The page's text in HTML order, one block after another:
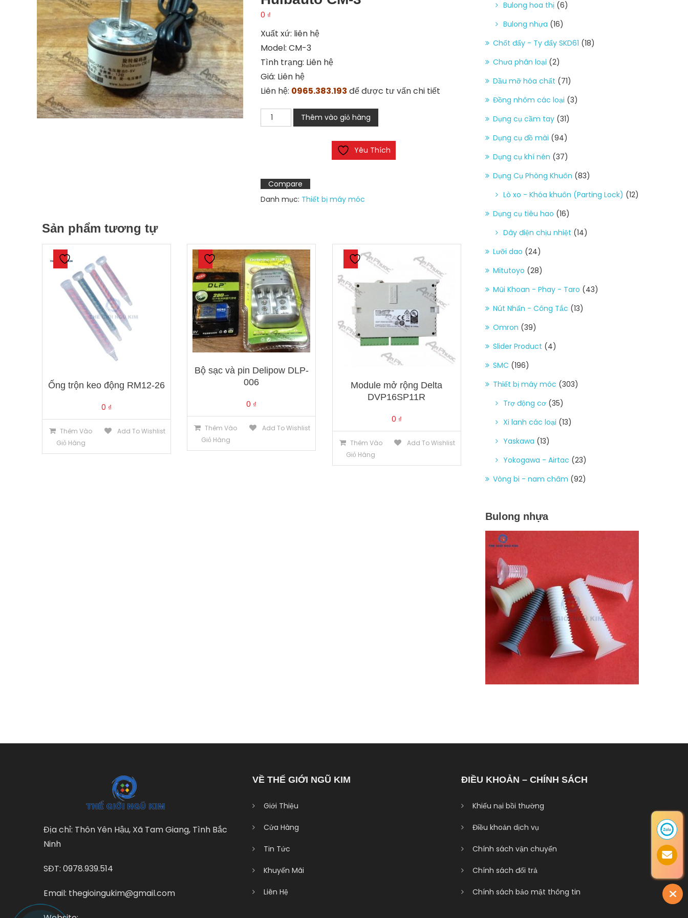
0 ₫
Xuất xứ: liên hệ
Model: CM-3
Tình trạng: Liên hệ
Giá: Liên hệ
Liên hệ: 0965.383.193 để được tư vấn chi tiết
mã
Huibauto
CM-
3
Thêm vào giỏ hàng
Yêu Thích
Compare
Danh mục: Thiết bị máy móc
Sản phẩm tương tự
Ống trộn keo động RM12-26
0 ₫
Thêm Vào
Giỏ Hàng
Add To Wishlist
Bộ sạc và pin Delipow DLP-
006
0 ₫
Thêm Vào
Giỏ Hàng
Add To Wishlist
Module mở rộng Delta
DVP16SP11R
0 ₫
Thêm Vào
Giỏ Hàng
Add To Wishlist
Bulong hoa thị (6)
Bulong nhựa (16)
Chốt đẩy - Ty đẩy SKD61 (18)
Chưa phân loại (2)
Dầu mỡ hóa chất (71)
Đồng nhôm các loại (3)
Dụng cụ cầm tay (31)
Dụng cụ đồ mài (94)
Dụng cụ khí nén (37)
Dụng Cụ Phòng Khuôn (83)
Lò xo - Khóa khuôn (Parting Lock) (12)
Dụng cụ tiêu hao (16)
Dây điện chịu nhiệt (14)
Lưỡi dao (24)
Mitutoyo (28)
Mũi Khoan - Phay - Taro (43)
Nút Nhấn - Công Tắc (13)
Omron (39)
Slider Product (4)
SMC (196)
Thiết bị máy móc (303)
Trợ động cơ (35)
Xi lanh các loại (13)
Yaskawa (13)
Yokogawa - Airtac (23)
Vòng bi - nam châm (92)
Bulong nhựa
Địa chỉ: Thôn Yên Hậu, Xã Tam Giang, Tình Bắc
Ninh
SĐT: 0978.939.514
Email: thegioingukim@gmail.com
VỀ THẾ GIỚI NGŨ KIM
Giới Thiệu
Cửa Hàng
Tin Tức
Khuyến Mãi
Liên Hệ
ĐIỀU KHOẢN – CHÍNH SÁCH
Khiếu nại bồi thường
Điều khoản dịch vụ
Chính sách vận chuyển
Chính sách đổi trả
Chính sách bảo mật thông tin